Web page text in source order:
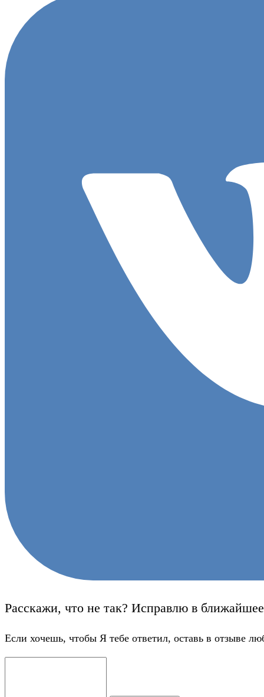
Расскажи, что не так? Исправлю в
Если хочешь, чтобы Я тебе ответил, оставь в отзыве